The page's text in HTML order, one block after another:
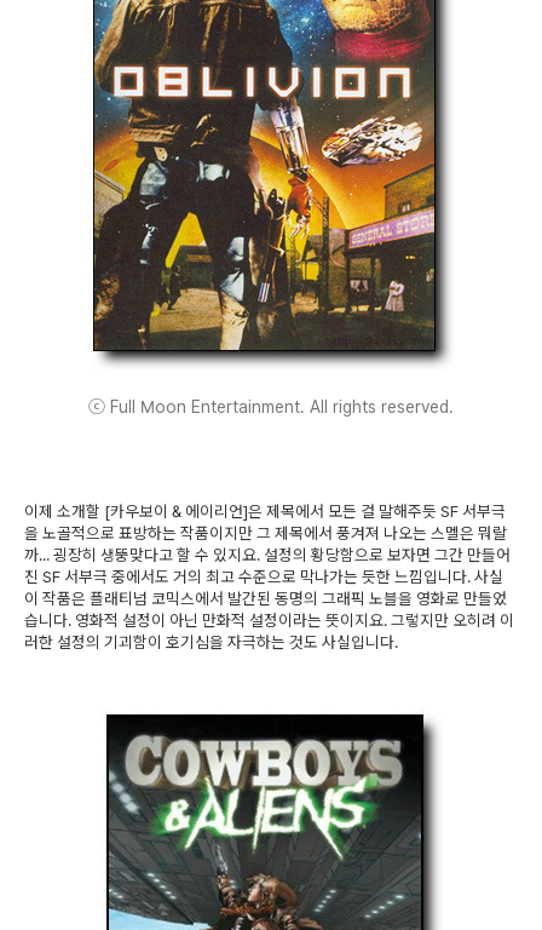
ⓒ Full Moon Entertainment. All rights reserved.
이제 소개할 [카우보이 & 에이리언]은 제목에서 모든 걸 말해주듯 SF 서부극
을 노골적으로 표방하는 작품이지만 그 제목에서 풍겨져 나오는 스멜은 뭐랄
까... 굉장히 생뚱맞다고 할 수 있지요. 설정의 황당함으로 보자면 그간 만들어
진 SF 서부극 중에서도 거의 최고 수준으로 막나가는 듯한 느낌입니다. 사실
이 작품은 플래티넘 코믹스에서 발간된 동명의 그래픽 노블을 영화로 만들었
습니다. 영화적 설정이 아닌 만화적 설정이라는 뜻이지요. 그렇지만 오히려 이
러한 설정의 기괴함이 호기심을 자극하는 것도 사실입니다.